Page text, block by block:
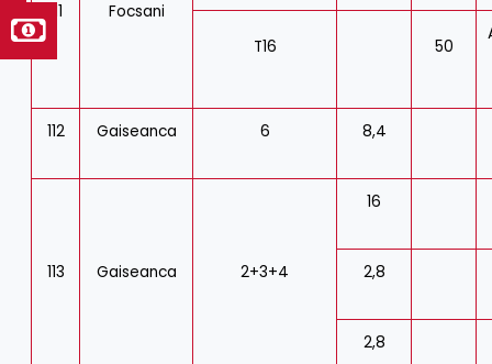
111 Focsani
T16 50
112 Gaiseanca 6 8,4
113 Gaiseanca 2+3+4
16
2,8
2,8